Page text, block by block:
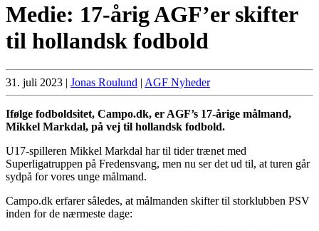
Medie: 17-årig AGF’er skifter
til hollandsk fodbold
31. juli 2023 | Jonas Roulund | AGF Nyheder
Ifølge fodboldsitet, Campo.dk, er AGF’s 17-årige målmand,
Mikkel Markdal, på vej til hollandsk fodbold.
U17-spilleren Mikkel Markdal har til tider trænet med
Superligatruppen på Fredensvang, men nu ser det ud til, at turen går
sydpå for vores unge målmand.
Campo.dk erfarer således, at målmanden skifter til storklubben PSV
inden for de nærmeste dage: